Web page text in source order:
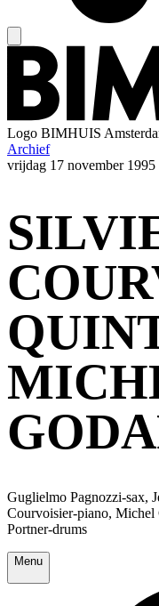
Logo BIMHUIS
Archief
vrijdag 17 november 1995
Guglielmo Pagnozzi-sax,
Courvoisier-piano, Michel
Portner-drums
Menu